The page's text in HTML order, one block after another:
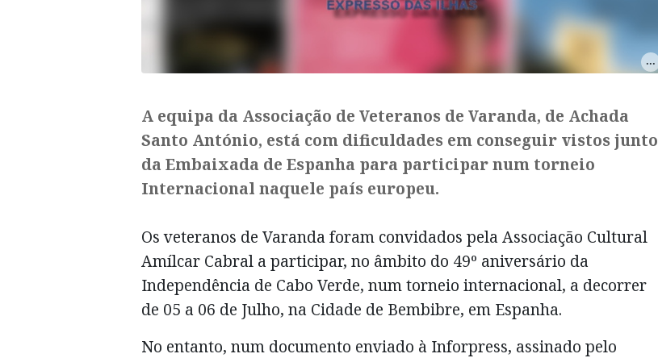
A equipa da Associação de Veteranos de Varanda, de Achada
Santo António, está com dificuldades em conseguir vistos junto
da Embaixada de Espanha para participar num torneio
Internacional naquele país europeu.
Os veteranos de Varanda foram convidados pela Associação Cultural
Amílcar Cabral a participar, no âmbito do 49º aniversário da
Independência de Cabo Verde, num torneio internacional, a decorrer
de 05 a 06 de Julho, na Cidade de Bembibre, em Espanha.
No entanto, num documento enviado à Inforpress, assinado pelo